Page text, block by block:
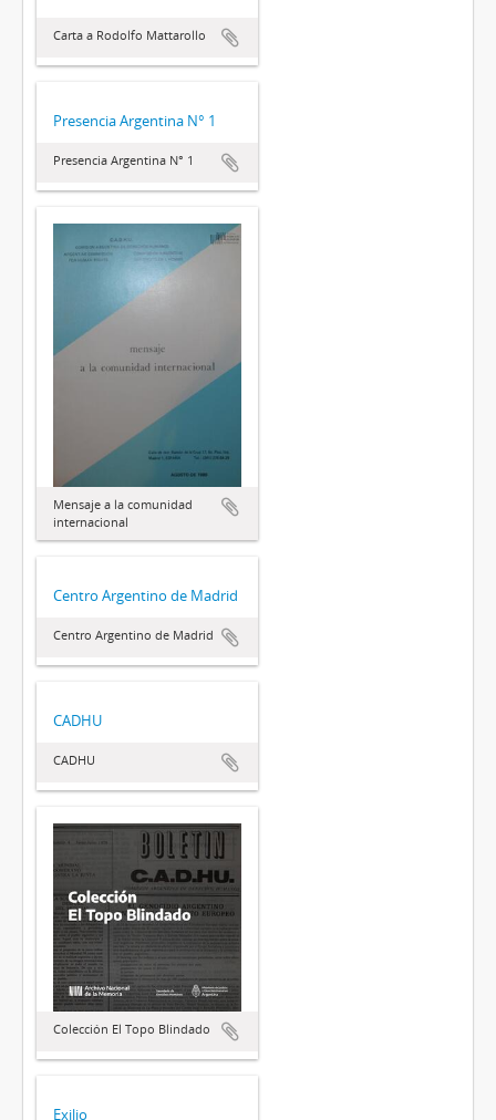
Carta a Rodolfo Mattarollo
Presencia Argentina N° 1
Presencia Argentina N° 1
Mensaje a la comunidad
internacional
Centro Argentino de Madrid
Centro Argentino de Madrid
CADHU
CADHU
Colección El Topo Blindado
Exilio